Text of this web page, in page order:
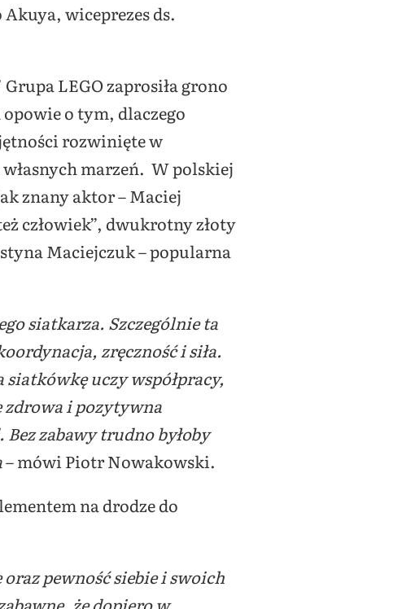
wiceprezes ds.
LEGO zaprosiła grono
o tym, dlaczego
rozwinięte w
marzeń. W polskiej
znany aktor – Maciej
człowiek”, dwukrotny złoty
Maciejczuk – popularna
siatkarza. Szczególnie ta
zręczność i siła.
siatkówkę uczy współpracy,
i pozytywna
zabawy trudno byłoby
–mówi Piotr Nowakowski.
na drodze do
pewność siebie i swoich